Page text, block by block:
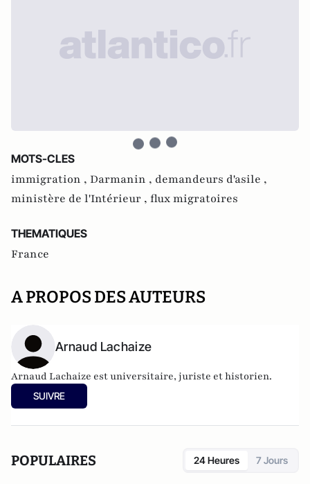
MOTS-CLES
immigration , Darmanin , demandeurs d'asile ,
ministère de l'Intérieur , flux migratoires
THEMATIQUES
France
A PROPOS DES AUTEURS
Arnaud Lachaize
Arnaud Lachaize est universitaire, juriste et historien.
SUIVRE
POPULAIRES 24 Heures 7 Jours